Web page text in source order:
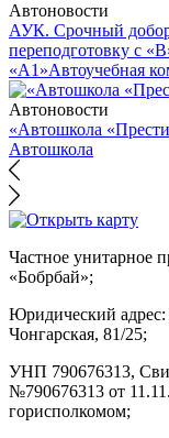
Автоновости
АУК. Срочный
переподготовку с
«А1»Автоучебная
Автоновости
«Автошкола
Автошкола
Частное унитарное
«Бобрбай»;
Юридический адрес:
Чонгарская, 81/25;
УНП 790676313,
№790676313 от
горисполкомом;